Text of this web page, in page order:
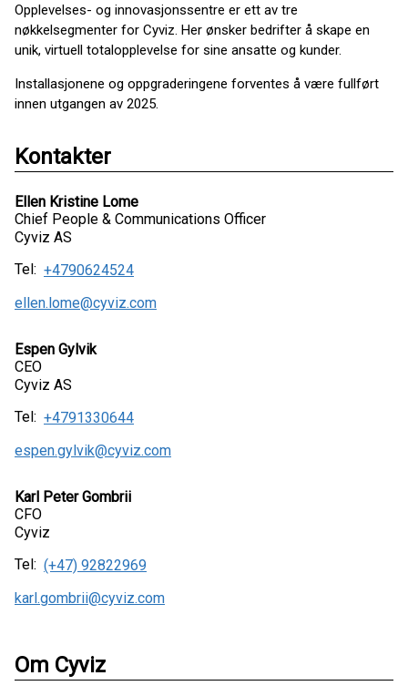
Opplevelses- og innovasjonssentre er ett av tre
nøkkelsegmenter for Cyviz. Her ønsker bedrifter å skape en
unik, virtuell totalopplevelse for sine ansatte og kunder.
Installasjonene og oppgraderingene forventes å være fullført
innen utgangen av 2025.
Kontakter
Ellen Kristine Lome
Chief People & Communications Officer
Cyviz AS
Tel: +4790624524
ellen.lome@cyviz.com
Espen Gylvik
CEO
Cyviz AS
Tel: +4791330644
espen.gylvik@cyviz.com
Karl Peter Gombrii
CFO
Cyviz
Tel: (+47) 92822969
karl.gombrii@cyviz.com
Om Cyviz